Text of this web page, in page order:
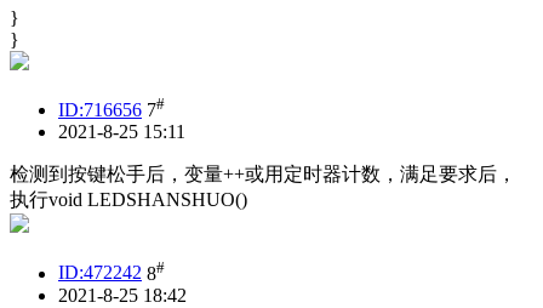
}
}
ID:716656 7#
2021-8-25 15:11
检测到按键松手后，变量++或用定时器计数，满足要求后，
执行void LEDSHANSHUO()
ID:472242 8#
2021-8-25 18:42